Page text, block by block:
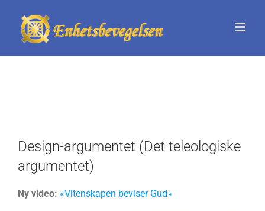
content
Design-argumentet (Det teleologiske
argumentet)
Ny video: «Vitenskapen beviser Gud»